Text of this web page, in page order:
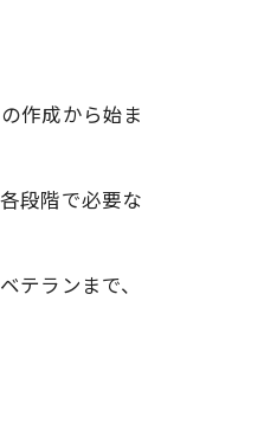
作成から始ま
段階で必要な
ランまで、